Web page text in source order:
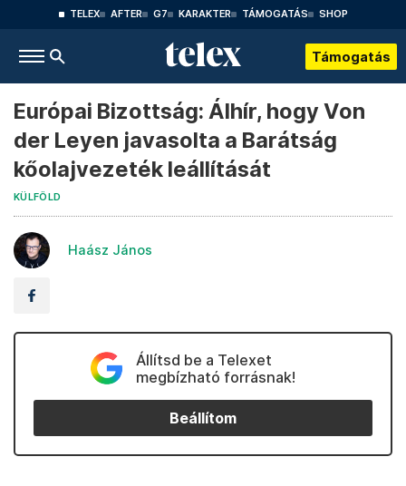
TELEX AFTER G7 KARAKTER TÁMOGATÁS SHOP
Támogatás
Európai Bizottság: Álhír, hogy Von
der Leyen javasolta a Barátság
kőolajvezeték leállítását
KÜLFÖLD
Haász János
Állítsd be a Telexet
megbízható forrásnak!
Beállítom